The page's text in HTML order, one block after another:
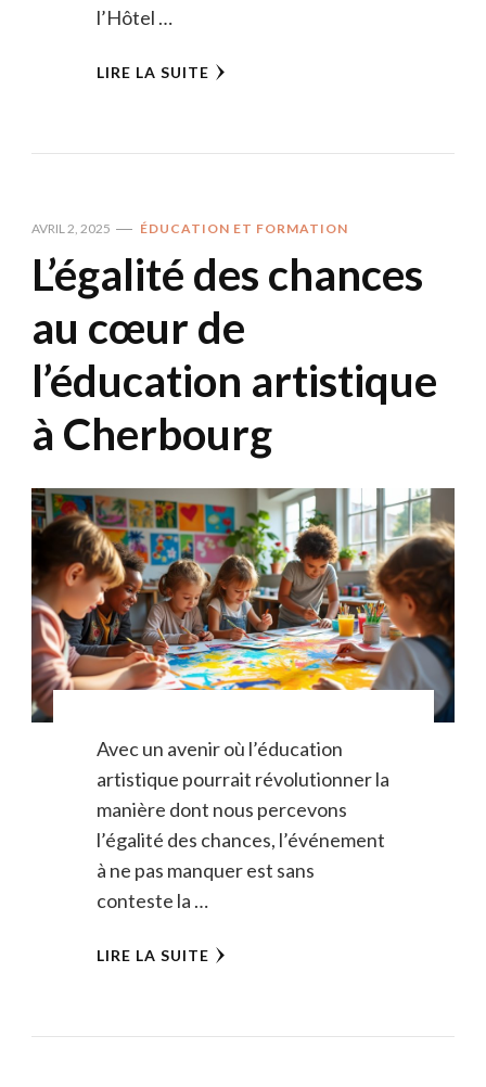
l’Hôtel …
LIRE LA SUITE
AVRIL 2, 2025 ÉDUCATION ET FORMATION
L’égalité des chances
au cœur de
l’éducation artistique
à Cherbourg
Avec un avenir où l’éducation
artistique pourrait révolutionner la
manière dont nous percevons
l’égalité des chances, l’événement
à ne pas manquer est sans
conteste la …
LIRE LA SUITE